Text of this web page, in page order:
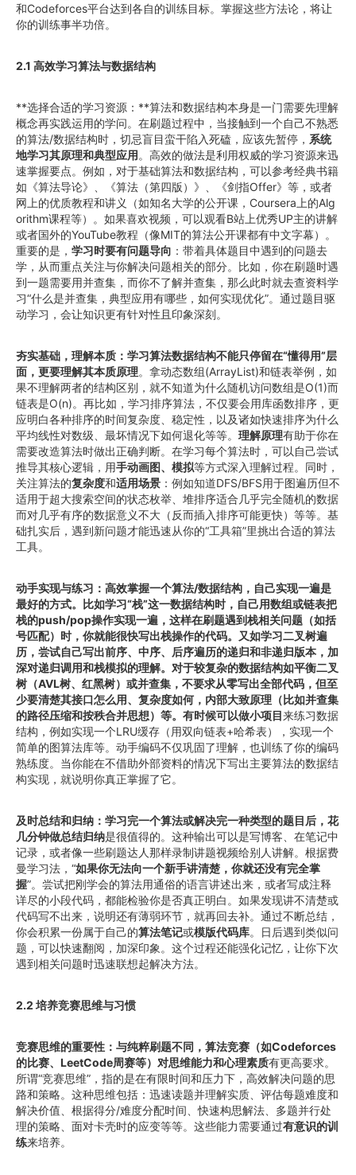
和Codeforces平台达到各自的训练目标。掌握这些方法论，将让
你的训练事半功倍。
2.1 高效学习算法与数据结构
**选择合适的学习资源：**算法和数据结构本身是一门需要先理解
概念再实践运用的学问。在刷题过程中，当接触到一个自己不熟悉
的算法/数据结构时，切忌盲目蛮干陷入死磕，应该先暂停， 系统
地学习其原理和典型应用。高效的做法是利用权威的学习资源来迅
速掌握要点。例如，对于基础算法和数据结构，可以参考经典书籍
如《算法导论》、《算法（第四版）》、《剑指Offer》等，或者
网上的优质教程和讲义（如知名大学的公开课，Coursera上的Alg
orithm课程等）。如果喜欢视频，可以观看B站上优秀UP主的讲解
或者国外的YouTube教程（像MIT的算法公开课都有中文字幕）。
重要的是， 学习时要有问题导向 ：带着具体题目中遇到的问题去
学，从而重点关注与你解决问题相关的部分。比如，你在刷题时遇
到一题需要用并查集，而你不了解并查集，那么此时就去查资料学
习“什么是并查集，典型应用有哪些，如何实现优化”。通过题目驱
动学习，会让知识更有针对性且印象深刻。
夯实基础，理解本质：学习算法数据结构不能只停留在“懂得用”层
面，更要理解其本质原理。拿动态数组(ArrayList)和链表举例，如
果不理解两者的结构区别，就不知道为什么随机访问数组是O(1)而
链表是O(n)。再比如，学习排序算法，不仅要会用库函数排序，更
应明白各种排序的时间复杂度、稳定性，以及诸如快速排序为什么
平均线性对数级、最坏情况下如何退化等等。 理解原理有助于你在
需要改造算法时做出正确判断。在学习每个算法时，可以自己尝试
推导其核心逻辑，用手动画图、模拟等方式深入理解过程。同时，
关注算法的复杂度和适用场景 ：例如知道DFS/BFS用于图遍历但不
适用于超大搜索空间的状态枚举、堆排序适合几乎完全随机的数据
而对几乎有序的数据意义不大（反而插入排序可能更快）等等。基
础扎实后，遇到新问题才能迅速从你的“工具箱”里挑出合适的算法
工具。
动手实现与练习：高效掌握一个算法/数据结构，自己实现一遍是
最好的方式。比如学习“栈”这一数据结构时，自己用数组或链表把
栈的push/pop操作实现一遍，这样在刷题遇到栈相关问题（如括
号匹配）时，你就能很快写出栈操作的代码。又如学习二叉树遍
历，尝试自己写出前序、中序、后序遍历的递归和非递归版本，加
深对递归调用和栈模拟的理解。对于较复杂的数据结构如平衡二叉
树（AVL树、红黑树）或并查集，不要求从零写出全部代码，但至
少要清楚其接口怎么用、复杂度如何，内部大致原理（比如并查集
的路径压缩和按秩合并思想）等。有时候可以做小项目来练习数据
结构，例如实现一个LRU缓存（用双向链表+哈希表），实现一个
简单的图算法库等。动手编码不仅巩固了理解，也训练了你的编码
熟练度。当你能在不借助外部资料的情况下写出主要算法的数据结
构实现，就说明你真正掌握了它。
及时总结和归纳：学习完一个算法或解决完一种类型的题目后，花
几分钟做总结归纳是很值得的。这种输出可以是写博客、在笔记中
记录，或者像一些刷题达人那样录制讲题视频给别人讲解。根据费
曼学习法，“如果你无法向一个新手讲清楚，你就还没有完全掌
握”。尝试把刚学会的算法用通俗的语言讲述出来，或者写成注释
详尽的小段代码，都能检验你是否真正明白。如果发现讲不清楚或
代码写不出来，说明还有薄弱环节，就再回去补。通过不断总结，
你会积累一份属于自己的算法笔记或模版代码库。日后遇到类似问
题，可以快速翻阅，加深印象。这个过程还能强化记忆，让你下次
遇到相关问题时迅速联想起解决方法。
2.2 培养竞赛思维与习惯
竞赛思维的重要性：与纯粹刷题不同，算法竞赛（如Codeforces
的比赛、LeetCode周赛等）对思维能力和心理素质有更高要求。
所谓“竞赛思维”，指的是在有限时间和压力下，高效解决问题的思
路和策略。这种思维包括：迅速读题并理解实质、评估每题难度和
解决价值、根据得分/难度分配时间、快速构思解法、多题并行处
理的策略、面对卡壳时的应变等等。这些能力需要通过有意识的训
练来培养。